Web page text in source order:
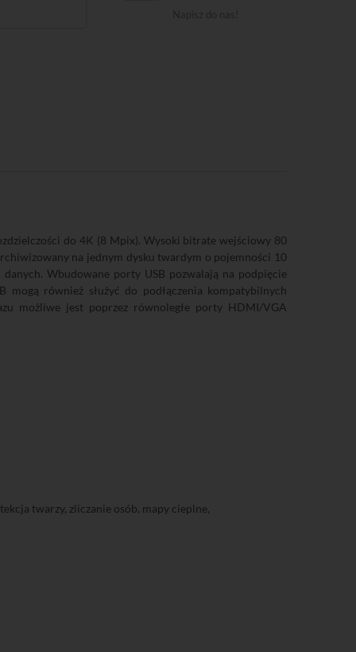
do 4K (8 Mpix). Wysoki bitrate wejściowy 80
na jednym dysku twardym o pojemności 10
Wbudowane porty USB pozwalają na podpięcie
również służyć do podłączenia kompatybilnych
możliwe jest poprzez równoległe porty HDMI/VGA
twarzy, zliczanie osób, mapy cieplne,